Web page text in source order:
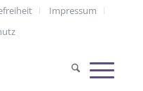
Impressum